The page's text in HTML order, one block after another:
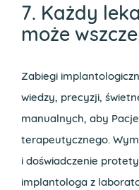
7. Każdy
może
Zabiegi
wiedzy, precyzji,
manualnych, aby
terapeutycznego.
i doświadczenie
implantologa z